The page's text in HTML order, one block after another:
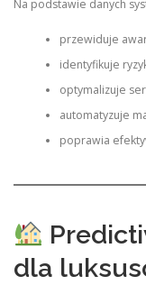
Na podstawie danych
przewiduje
identyfikuje
optymalizuje
automatyzuje
poprawia
dla